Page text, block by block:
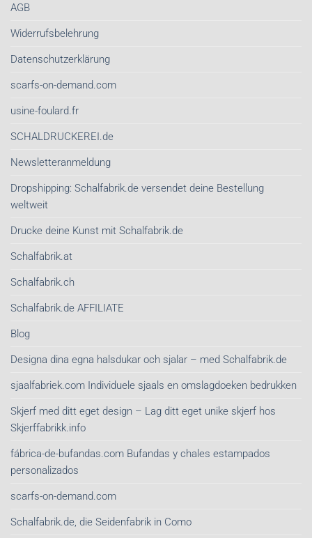
AGB
Widerrufsbelehrung
Datenschutzerklärung
scarfs-on-demand.com
usine-foulard.fr
SCHALDRUCKEREI.de
Newsletteranmeldung
Dropshipping: Schalfabrik.de versendet deine Bestellung
weltweit
Drucke deine Kunst mit Schalfabrik.de
Schalfabrik.at
Schalfabrik.ch
Schalfabrik.de AFFILIATE
Blog
Designa dina egna halsdukar och sjalar – med Schalfabrik.de
sjaalfabriek.com Individuele sjaals en omslagdoeken bedrukken
Skjerf med ditt eget design – Lag ditt eget unike skjerf hos
Skjerffabrikk.info
fábrica-de-bufandas.com Bufandas y chales estampados
personalizados
scarfs-on-demand.com
Schalfabrik.de, die Seidenfabrik in Como